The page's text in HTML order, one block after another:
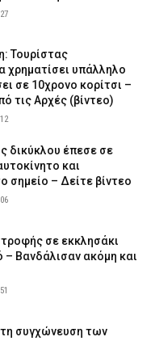
Τουρίστας
χρηματίσει υπάλληλο
σε 10χρονο κορίτσι –
τις Αρχές (βίντεο)
δικύκλου έπεσε σε
και
σημείο – Δείτε βίντεο
σε εκκλησάκι
– Βανδάλισαν ακόμη και
συγχώνευση των